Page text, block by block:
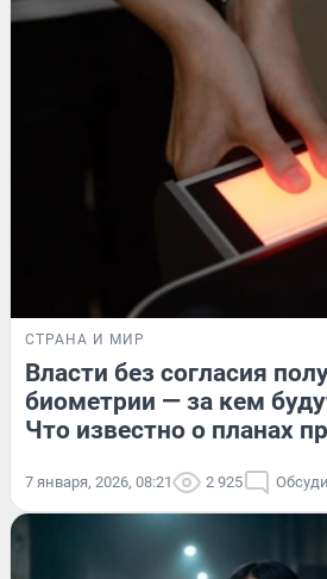
СТРАНА И МИР
Власти без согласия
биометрии — за кем
Что известно о планах
7 января, 2026, 08:21 2 925